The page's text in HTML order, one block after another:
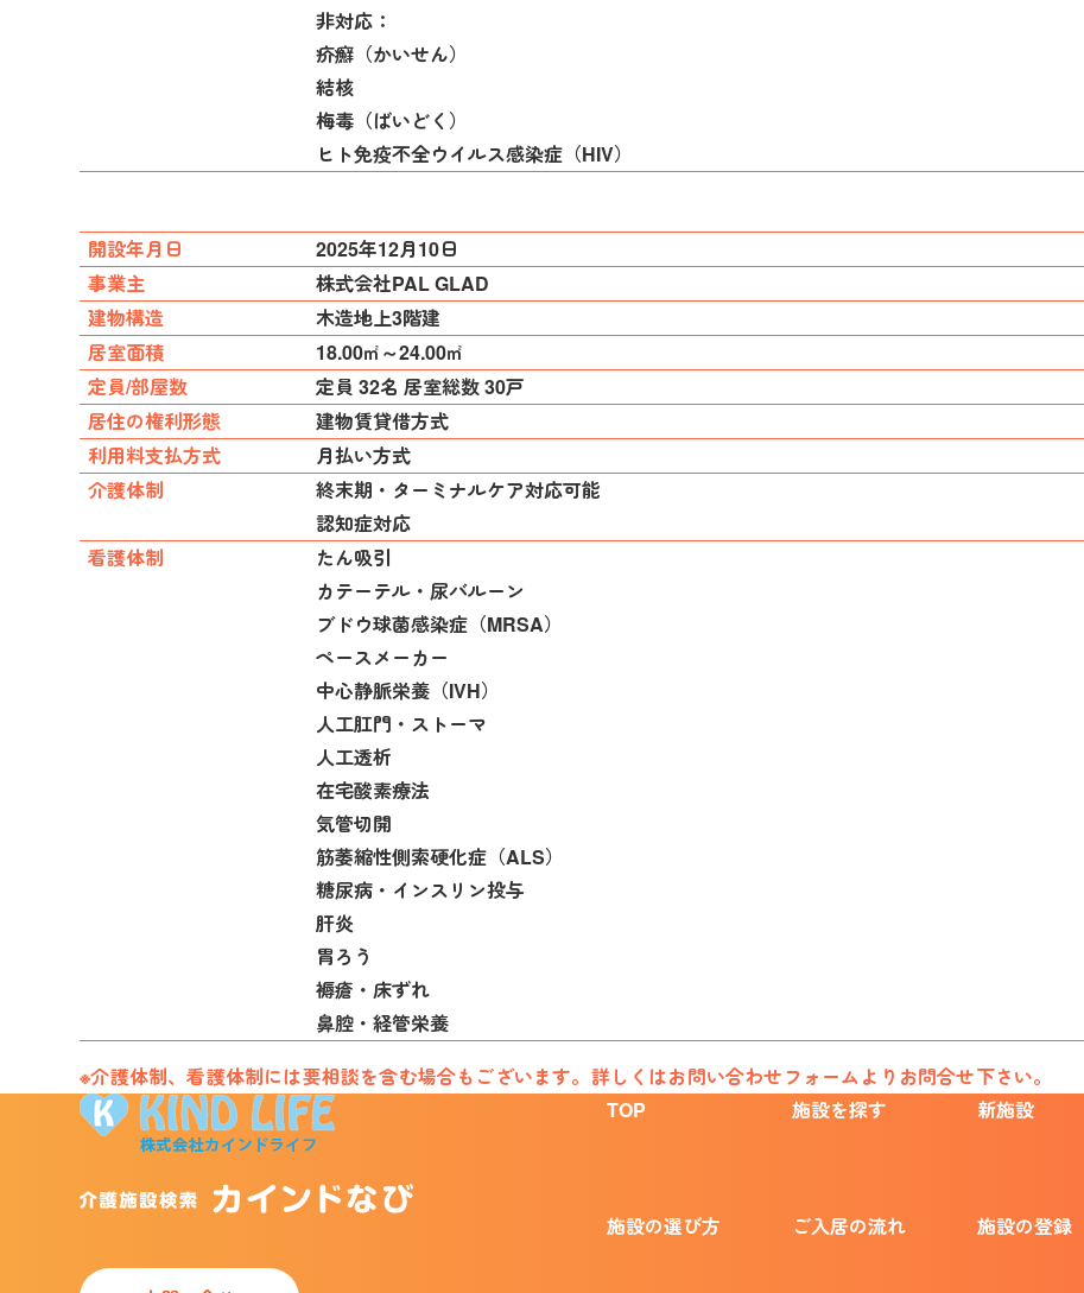
非対応：
疥癬（かいせん）
結核
梅毒（ばいどく）
ヒト免疫不全ウイルス感染症（HIV）
開設年月日
2025年12月10日
事業主
株式会社PAL GLAD
建物構造
木造地上3階建
居室面積
18.00㎡～24.00㎡
定員/部屋数
定員 32名 居室総数 30戸
居住の権利形態
建物賃貸借方式
利用料支払方式
月払い方式
介護体制
終末期・ターミナルケア対応可能
認知症対応
看護体制
たん吸引
カテーテル・尿バルーン
ブドウ球菌感染症（MRSA）
ペースメーカー
中心静脈栄養（IVH）
人工肛門・ストーマ
人工透析
在宅酸素療法
気管切開
筋萎縮性側索硬化症（ALS）
糖尿病・インスリン投与
肝炎
胃ろう
褥瘡・床ずれ
鼻腔・経管栄養
※介護体制、看護体制には要相談を含む場合もございます。詳しくはお問い合わせフォームよりお問合せ下さい。
TOP 施設を探す 新施設
施設の選び方 ご入居の流れ 施設の登録